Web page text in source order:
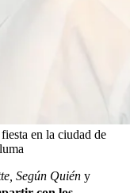
en la ciudad de
Según Quién y